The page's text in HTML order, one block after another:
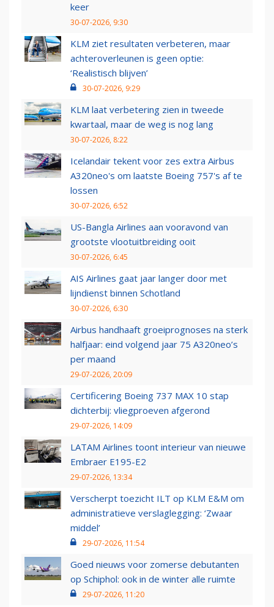
keer
30-07-2026, 9:30
KLM ziet resultaten verbeteren, maar
achteroverleunen is geen optie:
‘Realistisch blijven’
30-07-2026, 9:29
KLM laat verbetering zien in tweede
kwartaal, maar de weg is nog lang
30-07-2026, 8:22
Icelandair tekent voor zes extra Airbus
A320neo's om laatste Boeing 757's af te
lossen
30-07-2026, 6:52
US-Bangla Airlines aan vooravond van
grootste vlootuitbreiding ooit
30-07-2026, 6:45
AIS Airlines gaat jaar langer door met
lijndienst binnen Schotland
30-07-2026, 6:30
Airbus handhaaft groeiprognoses na sterk
halfjaar: eind volgend jaar 75 A320neo’s
per maand
29-07-2026, 20:09
Certificering Boeing 737 MAX 10 stap
dichterbij: vliegproeven afgerond
29-07-2026, 14:09
LATAM Airlines toont interieur van nieuwe
Embraer E195-E2
29-07-2026, 13:34
Verscherpt toezicht ILT op KLM E&M om
administratieve verslaglegging: ‘Zwaar
middel’
29-07-2026, 11:54
Goed nieuws voor zomerse debutanten
op Schiphol: ook in de winter alle ruimte
29-07-2026, 11:20